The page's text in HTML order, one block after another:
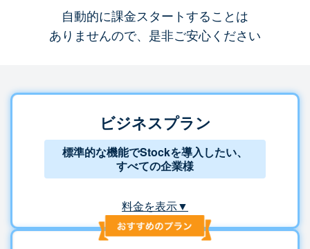
自動的に課金スタートすることは
ありませんので、是非ご安心ください
ビジネスプラン
標準的な機能でStockを導入したい、
すべての企業様
料金を表示▼